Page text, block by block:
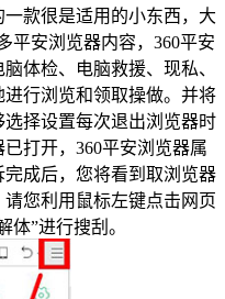
款很是适用的小东西，大
平安浏览器内容，360平安
体检、电脑救援、现私、
行浏览和领取操做。并将
择设置每次退出浏览器时
打开，360平安浏览器属
成后，您将看到取浏览器
您利用鼠标左键点击网页
体”进行搜刮。